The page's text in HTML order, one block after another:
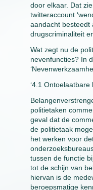
door elkaar. Dat
twitteraccount
aandacht besteedt
drugscriminaliteit
Wat zegt nu de
nevenfuncties? In
‘4.1
politietaken
geval dat de
de politietaak
het werken voor
tussen de functie
tot de schijn van
hiervan is de
beroepsmatige